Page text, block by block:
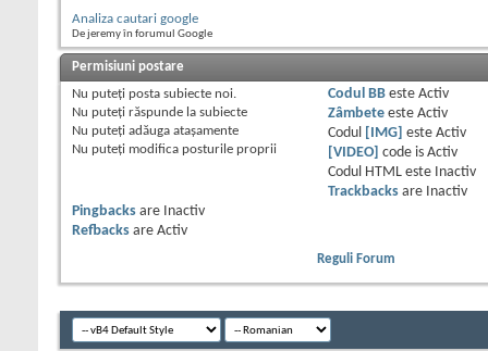
Analiza cautari google
De jeremy în forumul Google
Permisiuni postare
Nu puteţi posta subiecte noi.
Nu puteţi răspunde la subiecte
Nu puteţi adăuga ataşamente
Nu puteţi modifica posturile proprii
Codul BBeste Activ
Zâmbeteeste Activ
Codul
[IMG] este Activ
[VIDEO] code is Activ
Codul HTML este
Inactiv
Trackbacksare
Inactiv
Pingbacks are
Inactiv
Refbacks are Activ
Reguli Forum